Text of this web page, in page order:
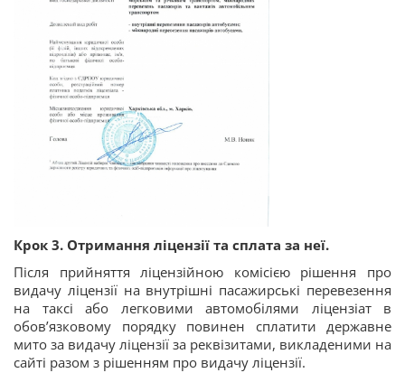
Крок 3. Отримання ліцензії та сплата за неї.
Після прийняття ліцензійною комісією рішення про
видачу ліцензії на внутрішні пасажирські перевезення
на таксі або легковими автомобілями ліцензіат в
обов’язковому порядку повинен сплатити державне
мито за видачу ліцензії за реквізитами, викладеними на
сайті разом з рішенням про видачу ліцензії.